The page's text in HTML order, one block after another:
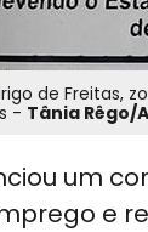
de Freitas,
tramitava na Justiça por 30 anos - Tânia Rêgo/
um
e